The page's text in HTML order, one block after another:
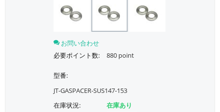
お問い合わせ
必要ポイント数:
880 point
型番:
JT-GASPACER-SUS147-153
在庫状況:
在庫あり